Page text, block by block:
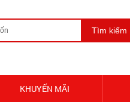
Tìm kiếm
KHUYẾN MÃI